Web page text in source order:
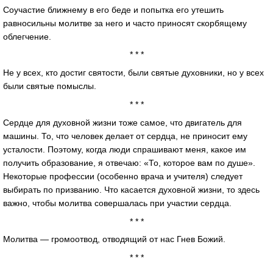
Соучастие ближнему в его беде и попытка его утешить
равносильны молитве за него и часто приносят скорбящему
облегчение.
* * *
Не у всех, кто достиг святости, были святые духовники, но у всех
были святые помыслы.
* * *
Сердце для духовной жизни тоже самое, что двигатель для
машины. То, что человек делает от сердца, не приносит ему
усталости. Поэтому, когда люди спрашивают меня, какое им
получить образование, я отвечаю: «То, которое вам по душе».
Некоторые профессии (особенно врача и учителя) следует
выбирать по призванию. Что касается духовной жизни, то здесь
важно, чтобы молитва совершалась при участии сердца.
* * *
Молитва — громоотвод, отводящий от нас Гнев Божий.
* * *